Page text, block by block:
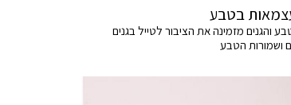
בטבע
והגנים מזמינה את הציבור לטייל בגנים
ושמורות הטבע